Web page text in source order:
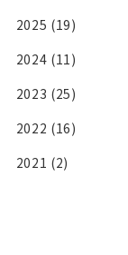
2025 (19)
2024 (11)
2023 (25)
2022 (16)
2021 (2)